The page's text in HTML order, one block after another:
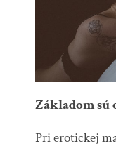
Základom sú
Pri erotickej